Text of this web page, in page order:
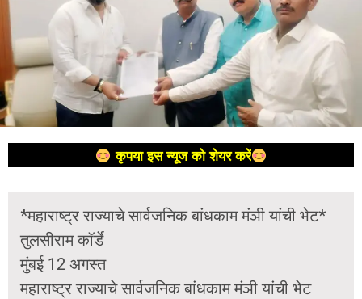
कृपया इस न्यूज को शेयर करें
*महाराष्ट्र राज्याचे सार्वजनिक बांधकाम मंञी यांची भेट*
तुलसीराम कॉर्डे
मुंबई 12 अगस्त
महाराष्ट्र राज्याचे सार्वजनिक बांधकाम मंञी यांची भेट